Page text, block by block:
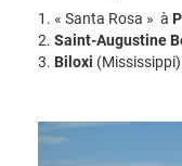
1. « Santa Rosa » à
2. Saint-Augustine
3. Biloxi (Mississippi)